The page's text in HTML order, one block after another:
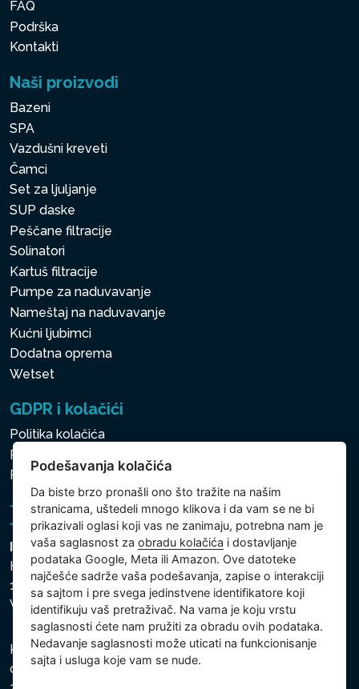
FAQ
Podrška
Kontakti
Naši proizvodi
Bazeni
SPA
Vazdušni kreveti
Čamci
Set za ljuljanje
SUP daske
Peščane filtracije
Solinatori
Kartuš filtracije
Pumpe za naduvavanje
Nameštaj na naduvavanje
Kućni ljubimci
Dodatna oprema
Wetset
GDPR i kolačići
Politika kolačića
Politika zaštite ličnih i drugih obrađivanih podataka
Politika kolačića
Intex Trading, s.r.o.
Hradecká 2526/3
130 00 Praha 3
Vinohrady - Česká republika
Kompanija je registrovana u Opštinskom sudu u Pragu,
odeljak C, uložak 74759, Identifikacioni broj kompanije:
Podešavanja kolačića
Da biste brzo pronašli ono što tražite na našim
stranicama, uštedeli mnogo klikova i da vam se ne bi
prikazivali oglasi koji vas ne zanimaju, potrebna nam je
vaša saglasnost zaobradu kolačića i dostavljanje
podataka Google, Meta ili Amazon. Ove datoteke
najčešće sadrže vaša podešavanja, zapise o interakciji
sa sajtom i pre svega jedinstvene identifikatore koji
identifikuju vaš pretraživač. Na vama je koju vrstu
saglasnosti ćete nam pružiti za obradu ovih podataka.
Nedavanje saglasnosti može uticati na funkcionisanje
sajta i usluga koje vam se nude.